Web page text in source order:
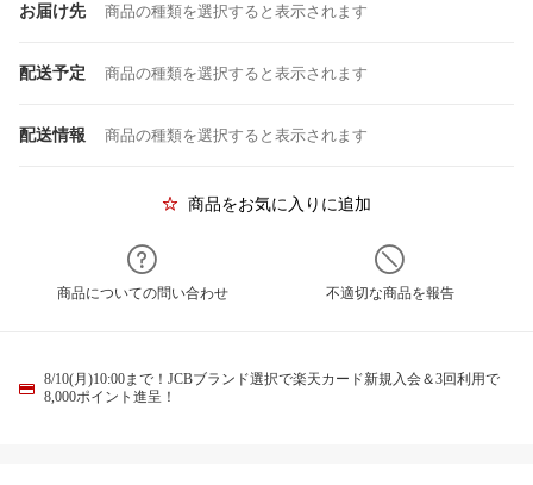
お届け先 商品の種類を選択すると表示されます
配送予定 商品の種類を選択すると表示されます
配送情報 商品の種類を選択すると表示されます
商品をお気に入りに追加
商品についての問い合わせ 不適切な商品を報告
8/10(月)10:00まで！JCBブランド選択で楽天カード新規入会＆3回利用で
8,000ポイント進呈！